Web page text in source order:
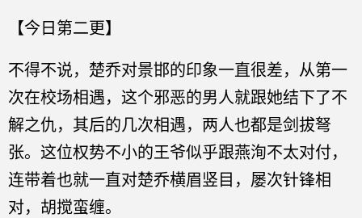
【今日第二更】
不得不说，楚乔对景邯的印象一直很差，从第一
次在校场相遇，这个邪恶的男人就跟她结下了不
解之仇，其后的几次相遇，两人也都是剑拔弩
张。这位权势不小的王爷似乎跟燕洵不太对付，
连带着也就一直对楚乔横眉竖目，屡次针锋相
对，胡搅蛮缠。